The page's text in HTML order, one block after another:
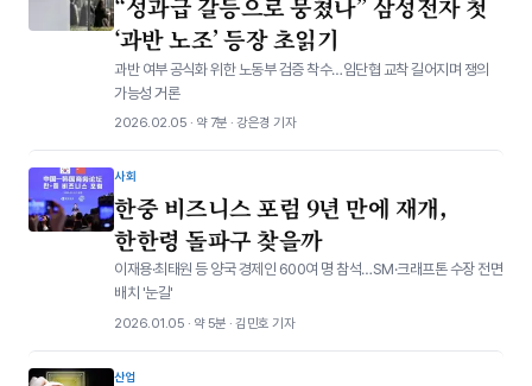
“성과급 갈등으로 뭉쳤나” 삼성전자 첫
‘과반 노조’ 등장 초읽기
과반 여부 공식화 위한 노동부 검증 착수…임단협 교착 길어지며 쟁의
가능성 거론
2026.02.05 · 약 7분 · 강은경 기자
사회
한중 비즈니스 포럼 9년 만에 재개,
한한령 돌파구 찾을까
이재용·최태원 등 양국 경제인 600여 명 참석…SM·크래프톤 수장 전면
배치 '눈길'
2026.01.05 · 약 5분 · 김민호 기자
산업